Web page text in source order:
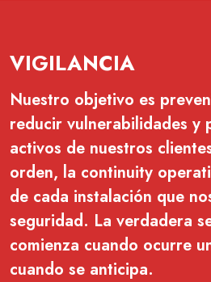
VIGILANCIA
Nuestro objetivo es
reducir vulnerabilidades y
activos de nuestros
orden, la continuity
de cada instalación que
seguridad. La verdadera
comienza cuando ocurre
cuando se anticipa.